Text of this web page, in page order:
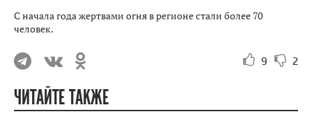
С начала года жертвами огня в регионе стали более 70
человек.
9 2
ЧИТАЙТЕ ТАКЖЕ